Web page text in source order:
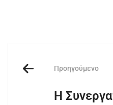
Προηγούμενο
Η